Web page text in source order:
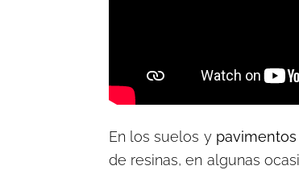
En los suelos y
de resinas, en algunas